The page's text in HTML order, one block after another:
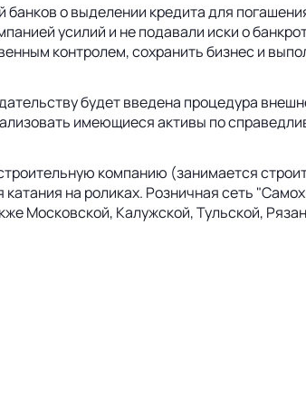
о выделении кредита для
усилий и не подавали иски о
контролем, сохранить бизнес и
будет введена процедура
имеющиеся активы по
компанию (занимается
на роликах. Розничная сеть
Московской, Калужской, Тульской,